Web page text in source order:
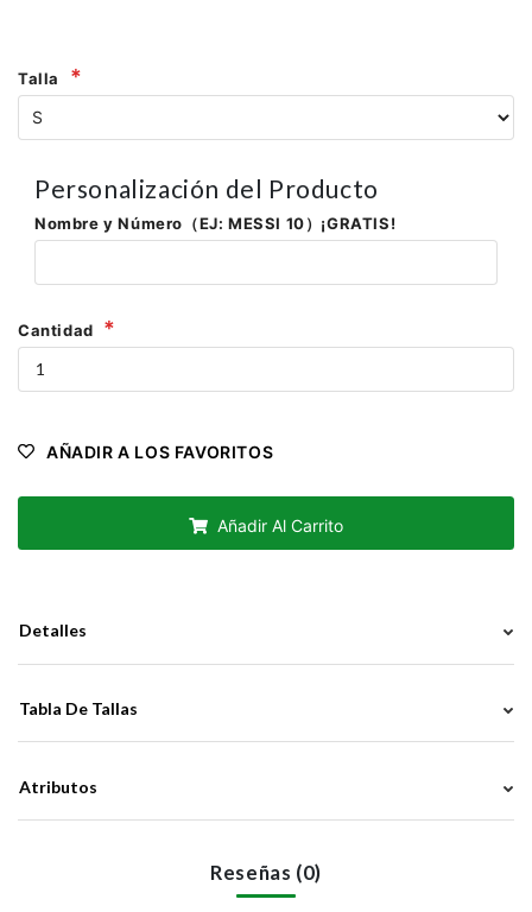
Talla
Personalización del Producto
Nombre y Número（EJ: MESSI 10）¡GRATIS!
Cantidad
AÑADIR A LOS FAVORITOS
Añadir Al Carrito
Detalles
Tabla De Tallas
Atributos
Reseñas (0)